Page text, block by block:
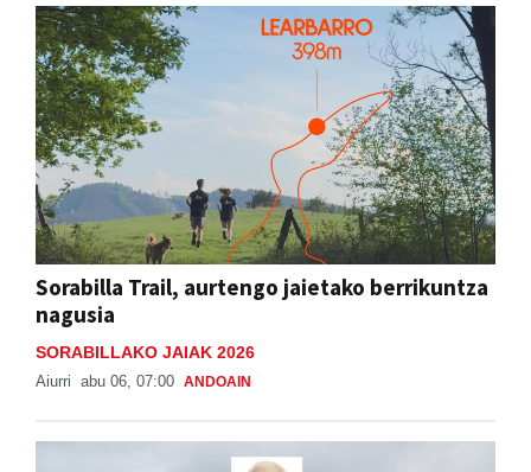
Sorabilla Trail, aurtengo jaietako berrikuntza
nagusia
SORABILLAKO JAIAK 2026
Aiurri abu 06, 07:00 ANDOAIN